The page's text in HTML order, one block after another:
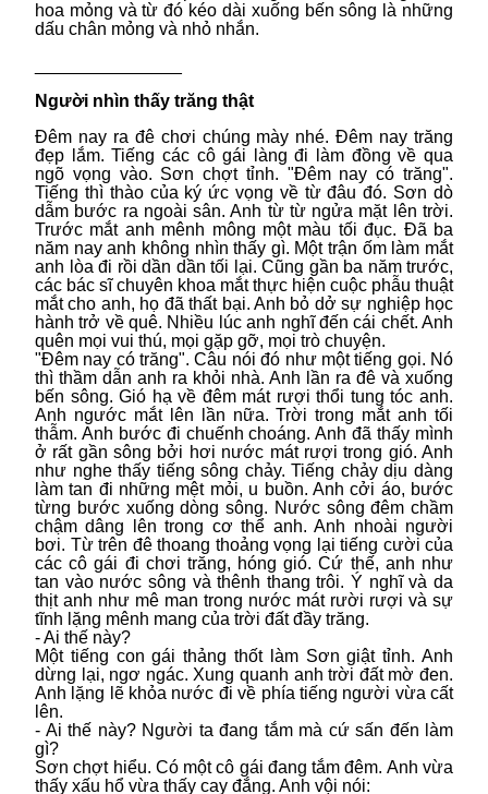
hoa mỏng và từ đó kéo dài xuống bến sông là những
dấu chân mỏng và nhỏ nhắn.
Người nhìn thấy trăng thật
Đêm nay ra đê chơi chúng mày nhé. Đêm nay trăng
đẹp lắm. Tiếng các cô gái làng đi làm đồng về qua
ngõ vọng vào. Sơn chợt tỉnh. "Đêm nay có trăng".
Tiếng thì thào của ký ức vọng về từ đâu đó. Sơn dò
dẫm bước ra ngoài sân. Anh từ từ ngửa mặt lên trời.
Trước mắt anh mênh mông một màu tối đục. Đã ba
năm nay anh không nhìn thấy gì. Một trận ốm làm mắt
anh lòa đi rồi dần dần tối lại. Cũng gần ba năm trước,
các bác sĩ chuyên khoa mắt thực hiện cuộc phẫu thuật
mắt cho anh, họ đã thất bại. Anh bỏ dở sự nghiệp học
hành trở về quê. Nhiều lúc anh nghĩ đến cái chết. Anh
quên mọi vui thú, mọi gặp gỡ, mọi trò chuyện.
"Đêm nay có trăng". Câu nói đó như một tiếng gọi. Nó
thì thầm dẫn anh ra khỏi nhà. Anh lần ra đê và xuống
bến sông. Gió hạ về đêm mát rượi thổi tung tóc anh.
Anh ngước mắt lên lần nữa. Trời trong mắt anh tối
thẫm. Anh bước đi chuếnh choáng. Anh đã thấy mình
ở rất gần sông bởi hơi nước mát rượi trong gió. Anh
như nghe thấy tiếng sông chảy. Tiếng chảy dịu dàng
làm tan đi những mệt mỏi, u buồn. Anh cởi áo, bước
từng bước xuống dòng sông. Nước sông đêm chầm
chậm dâng lên trong cơ thể anh. Anh nhoài người
bơi. Từ trên đê thoang thoảng vọng lại tiếng cười của
các cô gái đi chơi trăng, hóng gió. Cứ thế, anh như
tan vào nước sông và thênh thang trôi. Ý nghĩ và da
thịt anh như mê man trong nước mát rười rượi và sự
tĩnh lặng mênh mang của trời đất đầy trăng.
- Ai thế này?
Một tiếng con gái thảng thốt làm Sơn giật tỉnh. Anh
dừng lại, ngơ ngác. Xung quanh anh trời đất mờ đen.
Anh lặng lẽ khỏa nước đi về phía tiếng người vừa cất
lên.
- Ai thế này? Người ta đang tắm mà cứ sấn đến làm
gì?
Sơn chợt hiểu. Có một cô gái đang tắm đêm. Anh vừa
thấy xấu hổ vừa thấy cay đắng. Anh vội nói: